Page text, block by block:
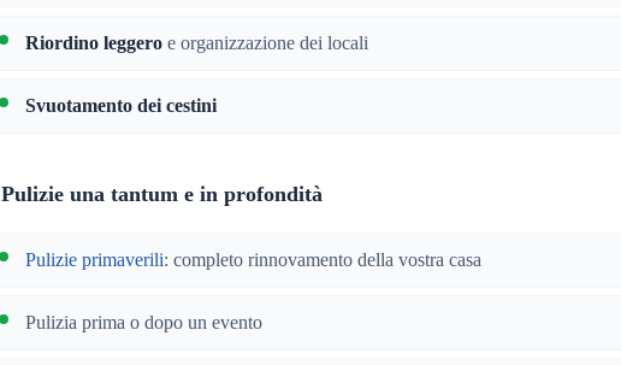
Riordino leggero e organizzazione dei locali
Svuotamento dei cestini
Pulizie una tantum e in profondità
Pulizie primaverili: completo rinnovamento della vostra casa
Pulizia prima o dopo un evento